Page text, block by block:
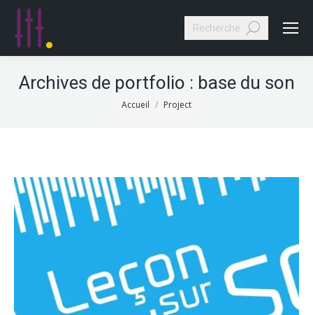
Search:
Archives de portfolio : base du son
Vous êtes ici :
Accueil Project